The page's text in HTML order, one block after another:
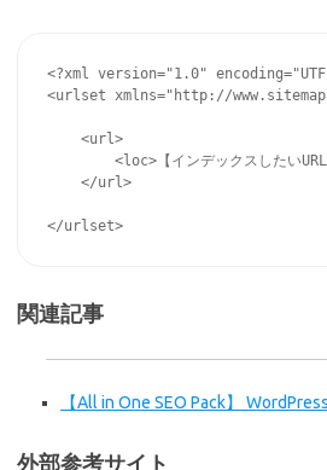
<?xml version="1.0"
<urlset xmlns="http://
    <url>
<loc>【インデックスしたい
    </url>
関連記事
【All in One SEO Pack】
外部参考サイト